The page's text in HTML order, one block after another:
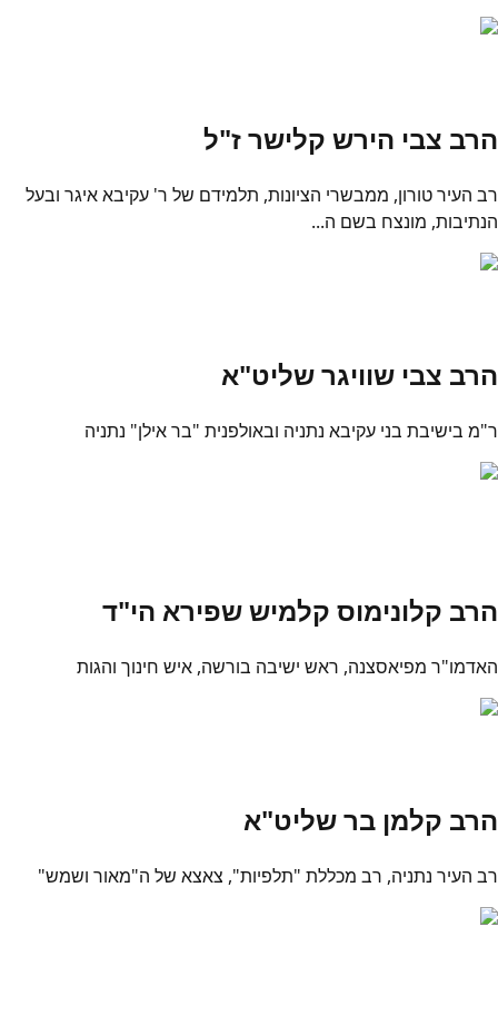
הרב צבי הירש קלישר ז"ל
רב העיר טורון, ממבשרי הציונות, תלמידם של ר' עקיבא איגר ובעל
הנתיבות, מונצח בשם ה...
הרב צבי שוויגר שליט"א
ר"מ בישיבת בני עקיבא נתניה ובאולפנית "בר אילן" נתניה
הרב קלונימוס קלמיש שפירא הי"ד
האדמו"ר מפיאסצנה, ראש ישיבה בורשה, איש חינוך והגות
הרב קלמן בר שליט"א
רב העיר נתניה, רב מכללת "תלפיות", צאצא של ה"מאור ושמש"